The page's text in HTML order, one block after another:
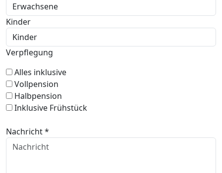
Kinder
Verpflegung
Alles inklusive
Vollpension
Halbpension
Inklusive Frühstück
Nachricht *